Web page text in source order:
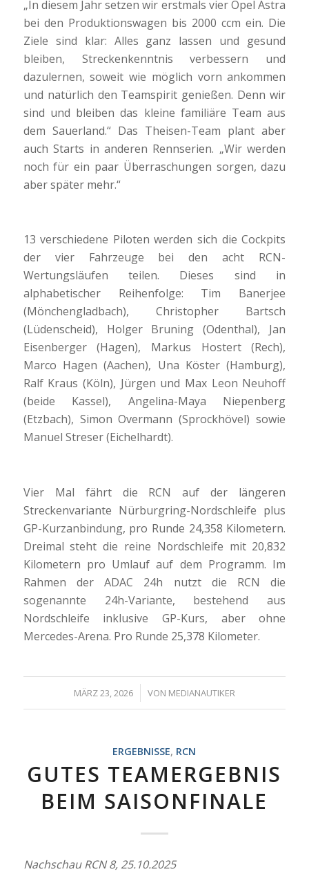
„In diesem Jahr setzen wir erstmals vier Opel Astra
bei den Produktionswagen bis 2000 ccm ein. Die
Ziele sind klar: Alles ganz lassen und gesund
bleiben, Streckenkenntnis verbessern und
dazulernen, soweit wie möglich vorn ankommen
und natürlich den Teamspirit genießen. Denn wir
sind und bleiben das kleine familiäre Team aus
dem Sauerland.“ Das Theisen-Team plant aber
auch Starts in anderen Rennserien. „Wir werden
noch für ein paar Überraschungen sorgen, dazu
aber später mehr.“
13 verschiedene Piloten werden sich die Cockpits
der vier Fahrzeuge bei den acht RCN-
Wertungsläufen teilen. Dieses sind in
alphabetischer Reihenfolge: Tim Banerjee
(Mönchengladbach), Christopher Bartsch
(Lüdenscheid), Holger Bruning (Odenthal), Jan
Eisenberger (Hagen), Markus Hostert (Rech),
Marco Hagen (Aachen), Una Köster (Hamburg),
Ralf Kraus (Köln), Jürgen und Max Leon Neuhoff
(beide Kassel), Angelina-Maya Niepenberg
(Etzbach), Simon Overmann (Sprockhövel) sowie
Manuel Streser (Eichelhardt).
Vier Mal fährt die RCN auf der längeren
Streckenvariante Nürburgring-Nordschleife plus
GP-Kurzanbindung, pro Runde 24,358 Kilometern.
Dreimal steht die reine Nordschleife mit 20,832
Kilometern pro Umlauf auf dem Programm. Im
Rahmen der ADAC 24h nutzt die RCN die
sogenannte 24h-Variante, bestehend aus
Nordschleife inklusive GP-Kurs, aber ohne
Mercedes-Arena. Pro Runde 25,378 Kilometer.
MÄRZ 23, 2026
/ VON MEDIANAUTIKER
ERGEBNISSE, RCN
GUTES TEAMERGEBNIS
BEIM SAISONFINALE
Nachschau RCN 8, 25.10.2025